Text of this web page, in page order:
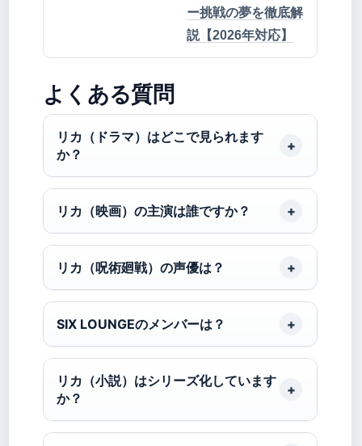
ー挑戦の夢を徹底解
説【2026年対応】
よくある質問
リカ（ドラマ）はどこで見られます
か？
リカ（映画）の主演は誰ですか？
リカ（呪術廻戦）の声優は？
SIX LOUNGEのメンバーは？
リカ（小説）はシリーズ化しています
か？